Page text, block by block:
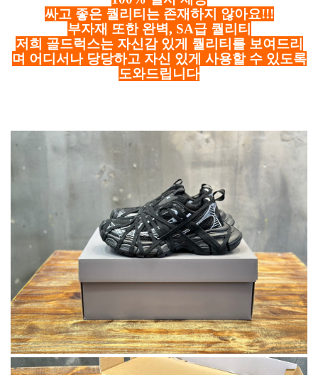
싸고 좋은 퀄리티는 존재하지 않아요!!!
부자재 또한 완벽, SA급 퀄리티
저희 골드럭스는 자신감 있게 퀄리티를 보여드리
며 어디서나 당당하고 자신 있게 사용할 수 있도록
도와드립니다